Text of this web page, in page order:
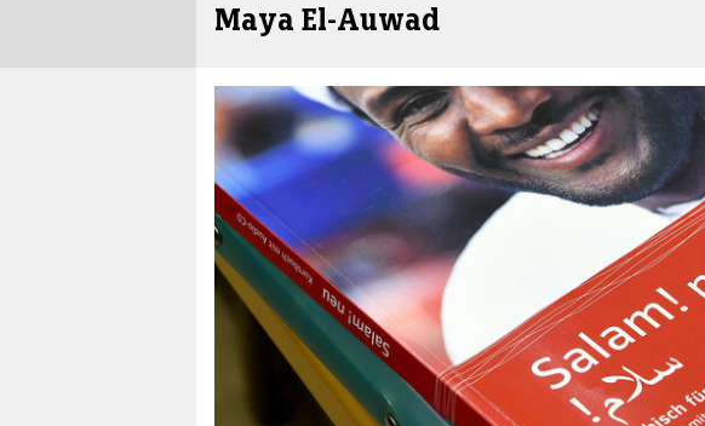
politik
gesellschaft
kultur
sport
berlin
nord
wahrheit
Maya El-Auwad